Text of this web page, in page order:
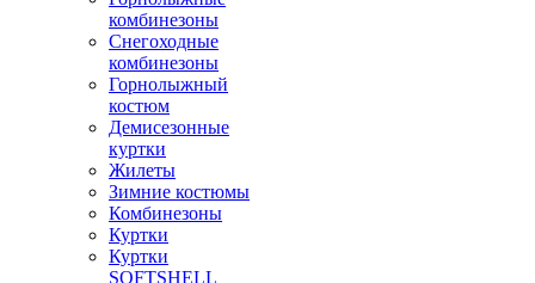
комбинезоны
Снегоходные
комбинезоны
Горнолыжный
костюм
Демисезонные
куртки
Жилеты
Зимние костюмы
Комбинезоны
Куртки
Куртки
SOFTSHELL